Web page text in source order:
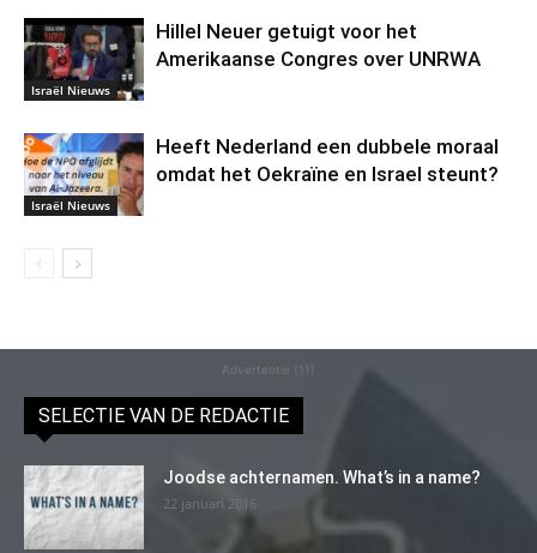
Israël Nieuws
Hillel Neuer getuigt voor het
Amerikaanse Congres over UNRWA
Israël Nieuws
Heeft Nederland een dubbele moraal
omdat het Oekraïne en Israel steunt?
Advertentie (11)
SELECTIE VAN DE REDACTIE
Joodse achternamen. What’s in a name?
22 januari 2016